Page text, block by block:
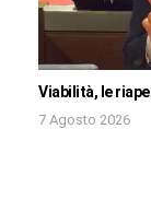
Viabilità, le
7 Agosto 2026